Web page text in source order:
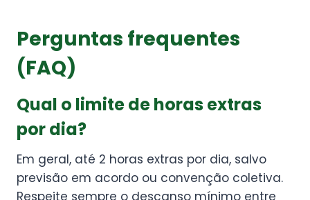
Perguntas frequentes
(FAQ)
Qual o limite de horas extras
por dia?
Em geral, até 2 horas extras por dia, salvo
previsão em acordo ou convenção coletiva.
Respeite sempre o descanso mínimo entre